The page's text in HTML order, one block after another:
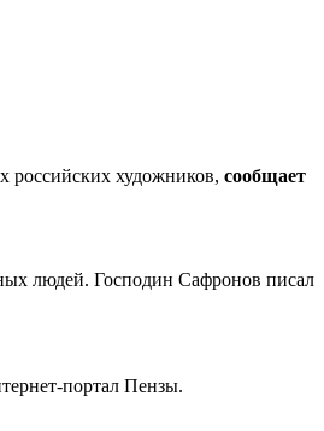
российских художников, сообщает
людей. Господин Сафронов писал
портал Пензы.